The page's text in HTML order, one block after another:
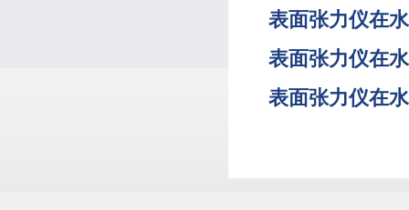
表面张力仪在
表面张力仪在
表面张力仪在